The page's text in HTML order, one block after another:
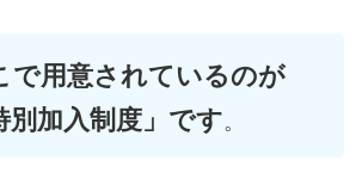
で用意されているのが
別加入制度」 です。